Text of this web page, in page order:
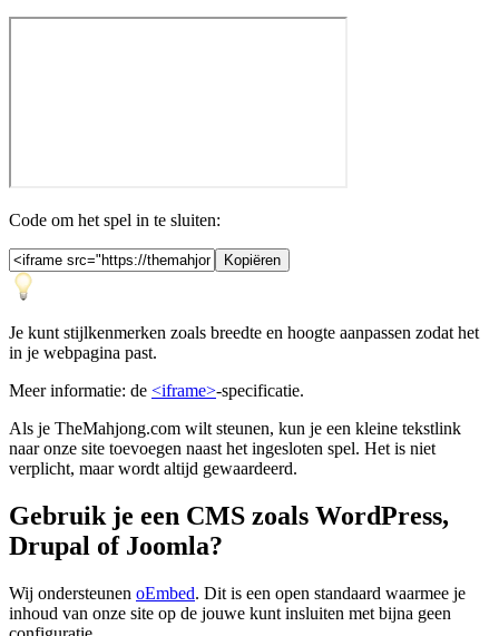
Code om het spel in te sluiten:
Kopiëren
Je kunt stijlkenmerken zoals breedte en hoogte aanpassen zodat het
in je webpagina past.
Meer informatie: de <iframe>-specificatie.
Als je TheMahjong.com wilt steunen, kun je een kleine tekstlink
naar onze site toevoegen naast het ingesloten spel. Het is niet
verplicht, maar wordt altijd gewaardeerd.
Gebruik je een CMS zoals WordPress,
Drupal of Joomla?
Wij ondersteunen oEmbed. Dit is een open standaard waarmee je
inhoud van onze site op de jouwe kunt insluiten met bijna geen